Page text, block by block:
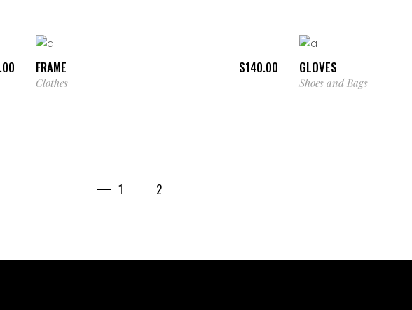
FRAME $140.00
Clothes
GLOVES
Shoes and Bags
1 2